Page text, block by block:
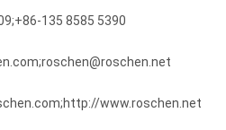
135 8585 5390
www.roschen.net